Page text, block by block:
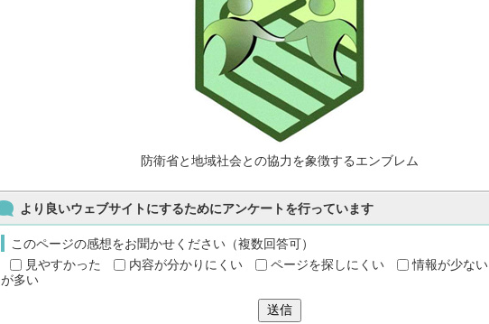
防衛省と地域社会との協力を象徴するエンブレム
より良いウェブサイトにするためにアンケートを行っています
このページの感想をお聞かせください（複数回答可）
見やすかった
内容が分かりにくい ページを探しにくい 情報が少ない
が多い
送信